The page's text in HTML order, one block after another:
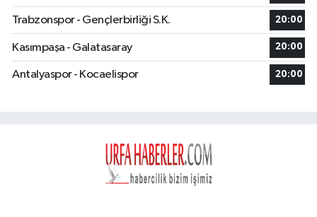
Trabzonspor - Gençlerbirliği S.K. 20:00
Kasımpaşa - Galatasaray 20:00
Antalyaspor - Kocaelispor 20:00